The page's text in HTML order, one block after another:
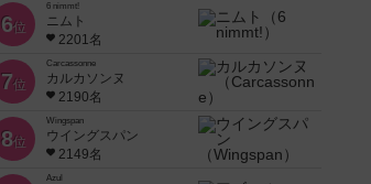
6位
6 nimmt!
ニムト
2201名
7位
Carcassonne
カルカソンヌ
2190名
8位
Wingspan
ウイングスパン
2149名
Azul